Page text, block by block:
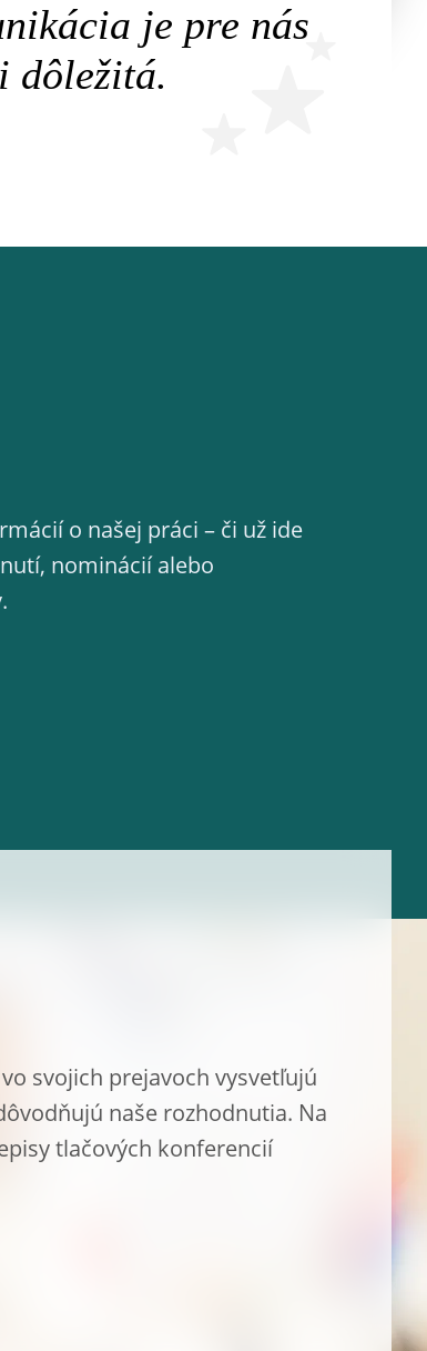
je pre nás
dôležitá.
o našej práci – či už ide
nominácií alebo
svojich prejavoch vysvetľujú
naše rozhodnutia. Na
tlačových konferencií